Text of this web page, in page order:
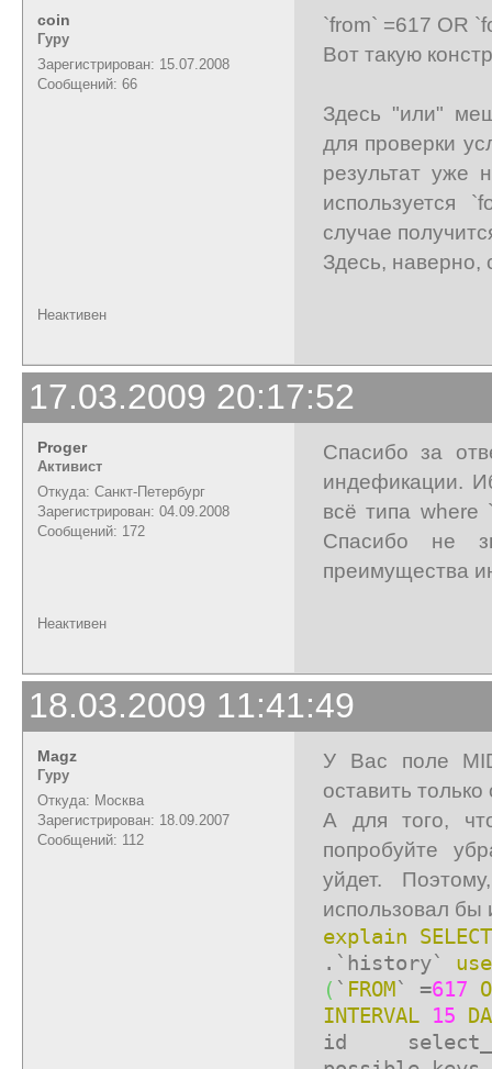
coin
Гуру
Зарегистрирован: 15.07.2008
Сообщений: 66
`from` =617 OR
Вот такую
Здесь "или"
для проверки
результат уже
используется
случае
Здесь, наверно,
Неактивен
17.03.2009 20:17:52
Proger
Активист
Откуда: Санкт-Петербург
Зарегистрирован: 04.09.2008
Сообщений: 172
Спасибо за
индефикации.
всё типа
Спасибо не
преимущества
Неактивен
18.03.2009 11:41:49
Magz
Гуру
Откуда: Москва
Зарегистрирован: 18.09.2007
Сообщений: 112
У Вас поле
оставить только
А для того,
попробуйте
уйдет.
использовал бы
explain SELECT
.`history` use
( ` FROM` =617
INTERVAL 15
id